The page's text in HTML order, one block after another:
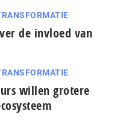
de invloed van
willen grotere